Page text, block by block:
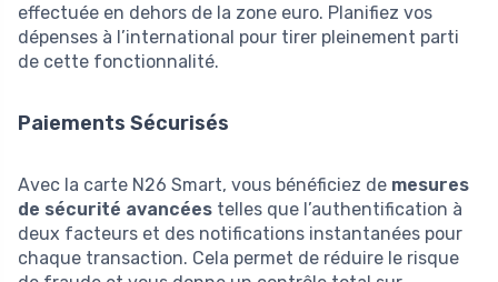
effectuée en dehors de la zone euro. Planifiez vos
dépenses à l’international pour tirer pleinement parti
de cette fonctionnalité.
Paiements Sécurisés
Avec la carte N26 Smart, vous bénéficiez de mesures
de sécurité avancées telles que l’authentification à
deux facteurs et des notifications instantanées pour
chaque transaction. Cela permet de réduire le risque